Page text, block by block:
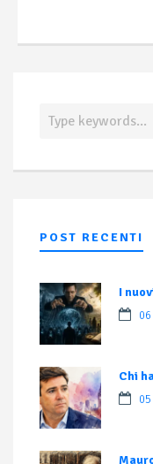
POST RECENTI
I
Chi